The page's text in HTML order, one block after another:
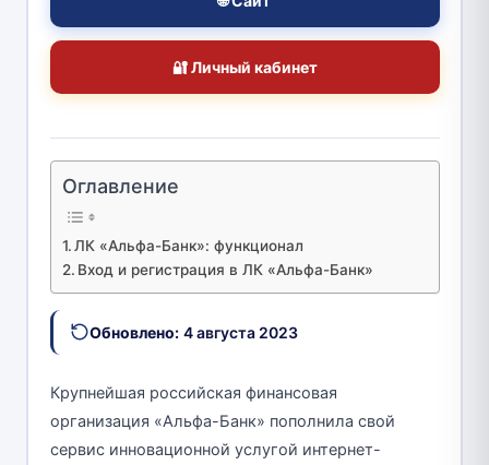
🔐 Личный кабинет
Оглавление
ЛК «Альфа-Банк»: функционал
Вход и регистрация в ЛК «Альфа-Банк»
Обновлено: 4 августа 2023
Крупнейшая российская финансовая
организация «Альфа-Банк» пополнила свой
сервис инновационной услугой интернет-